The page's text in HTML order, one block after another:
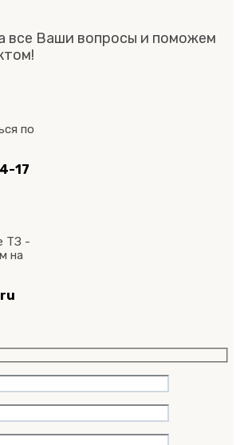
все Ваши вопросы и поможем
по
17
ТЗ -
на